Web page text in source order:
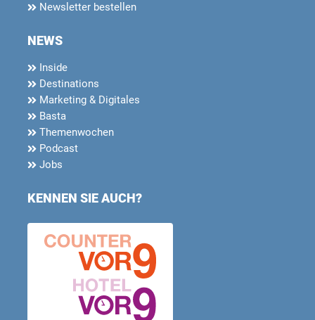
Newsletter bestellen
NEWS
Inside
Destinations
Marketing & Digitales
Basta
Themenwochen
Podcast
Jobs
KENNEN SIE AUCH?